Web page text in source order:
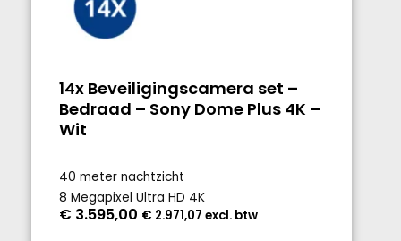
14x Beveiligingscamera set –
Bedraad – Sony Dome Plus 4K –
Wit
40 meter nachtzicht
8 Megapixel Ultra HD 4K
€ 3.595,00 € 2.971,07 excl. btw